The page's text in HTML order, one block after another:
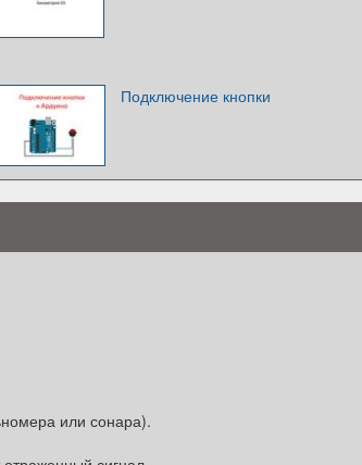
Подключение кнопки
или сонара).